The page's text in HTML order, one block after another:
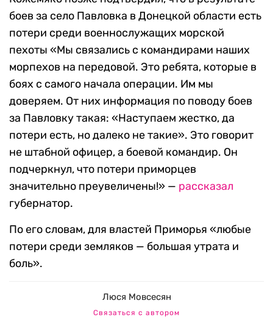
боев за село Павловка в Донецкой области есть
потери среди военнослужащих морской
пехоты «Мы связались с командирами наших
морпехов на передовой. Это ребята, которые в
боях с самого начала операции. Им мы
доверяем. От них информация по поводу боев
за Павловку такая: «Наступаем жестко, да
потери есть, но далеко не такие». Это говорит
не штабной офицер, а боевой командир. Он
подчеркнул, что потери приморцев
значительно преувеличены!» — рассказал
губернатор.
По его словам, для властей Приморья «любые
потери среди земляков — большая утрата и
боль».
Люся Мовсесян
Связаться с автором